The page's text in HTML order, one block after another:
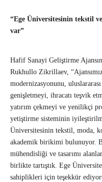
“Ege Üniversitesinin tekstil
var”
Hafif Sanayi Geliştirme
Rukhullo Zikrillaev,
modernizasyonunu,
genişletmeyi, ihracatı teşvik
yatırım çekmeyi ve yenilikçi
yetiştirme sisteminin
Üniversitesinin tekstil, moda,
akademik birikimi bulunuyor.
mühendisliği ve tasarımı
birlikte tartıştık. Ege
sahiplikleri için teşekkür